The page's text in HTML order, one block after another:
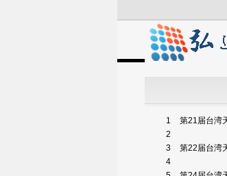
1 第21届台湾
2
3
第22届台湾
4